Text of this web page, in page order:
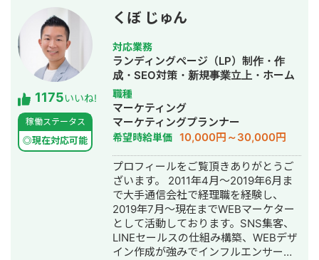
1175いいね!
稼働ステータス
◎現在対応可能
くぼ じゅん
対応業務
ランディングページ（LP）制作・作
成・SEO対策・新規事業立上・ホーム
ページ制作・作成・リスティング広告
運用代行
職種
マーケティング
マーケティングプランナー
希望時給単価 10,000円～30,000円
プロフィールをご覧頂きありがとうご
ざいます。 2011年4月～2019年6月ま
で大手通信会社で経理職を経験し、
2019年7月～現在までWEBマーケター
として活動しております。SNS集客、
LINEセールスの仕組み構築、WEBデザ
イン作成が強みでインフルエンサーの